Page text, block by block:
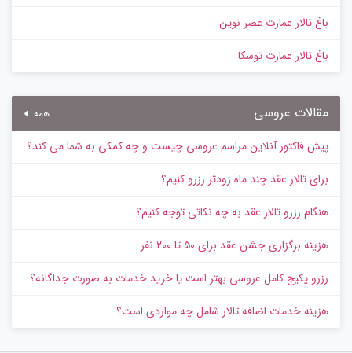
باغ تالار عمارت عصر نوین
باغ تالار عمارت توسکا
مقالات عروسی همه
پیش‌ فاکتور آنلاین مراسم عروسی چیست و چه کمکی به شما می کند؟
برای تالار عقد چند ماه زودتر رزرو کنیم؟
هنگام رزرو تالار عقد به چه نکاتی توجه کنیم؟
هزینه برگزاری جشن عقد برای ۵۰ تا ۲۰۰ نفر
رزرو پکیج کامل عروسی بهتر است یا خرید خدمات به‌ صورت جداگانه؟
هزینه خدمات اضافه تالار شامل چه مواردی است؟